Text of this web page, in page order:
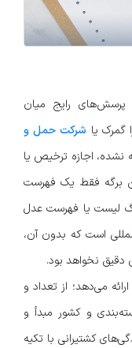
پرسش‌های رایج میان
گمرک یا شرکت حمل و
نشده، اجازه ترخیص یا
برگه فقط یک فهرست
لیست یا فهرست عدل
است که بدون آن،
دقیق نخواهد بود.
می‌دهد؛ از تعداد و
و کشور مبدأ و
کشتیرانی با تکیه